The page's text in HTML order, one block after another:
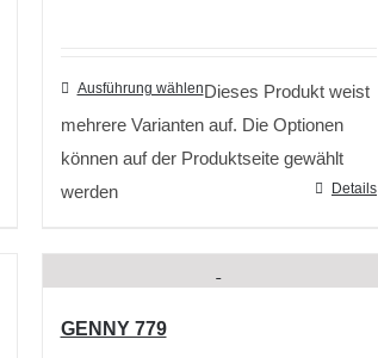
Ausführung wählenDieses Produkt weist
mehrere Varianten auf. Die Optionen
können auf der Produktseite gewählt
werden
Details
GENNY 779